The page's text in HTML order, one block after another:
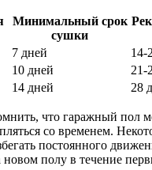
Минимальный срок
сушки
7 дней
14-
10 дней
21-
14 дней 28
что гаражный пол
со временем.
постоянного
полу в течение